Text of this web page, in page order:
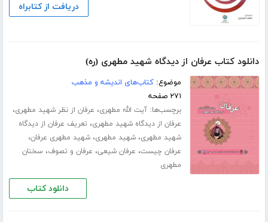
دریافت از کتابراه
دانلود کتاب عرفان از دیدگاه شهید مطهری (ره)
موضوع:کتاب‌های اندیشه و مذهب
۲۷۱ صفحه
برچسب‌ها:آیت الله مطهری، عرفان از نظر شهید مطهری،
عرفان از دیدگاه شهید مطهری، تعریف عرفان از دیدگاه
شهید مطهری،شهید مطهری،شهید مطهری عرفان،
عرفان چیست، عرفان شیعی، عرفان و تصوف، سخنان
مطهری
دانلود کتاب